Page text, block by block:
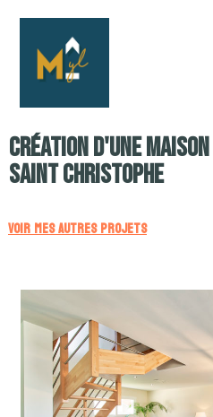
Création d'une
saint Christophe
VOIR MES AUTRES PROJETS